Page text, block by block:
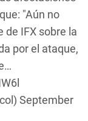
"Aún no
IFX sobre la
por el ataque,
September